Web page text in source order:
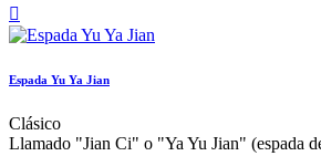

Espada Yu Ya Jian
Clásico
Llamado "Jian Ci" o "Ya Yu Jian" (espada